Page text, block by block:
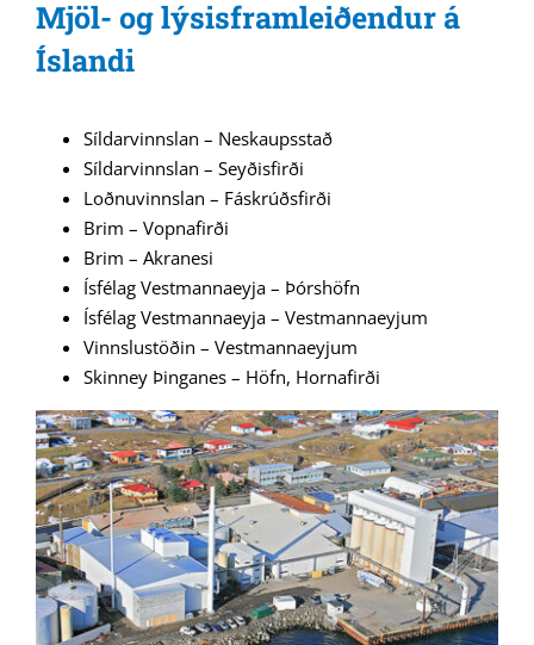
Mjöl- og lýsisframleiðendur á
Íslandi
Síldarvinnslan – Neskaupsstað
Síldarvinnslan – Seyðisfirði
Loðnuvinnslan – Fáskrúðsfirði
Brim – Vopnafirði
Brim – Akranesi
Ísfélag Vestmannaeyja – Þórshöfn
Ísfélag Vestmannaeyja – Vestmannaeyjum
Vinnslustöðin – Vestmannaeyjum
Skinney Þinganes – Höfn, Hornafirði